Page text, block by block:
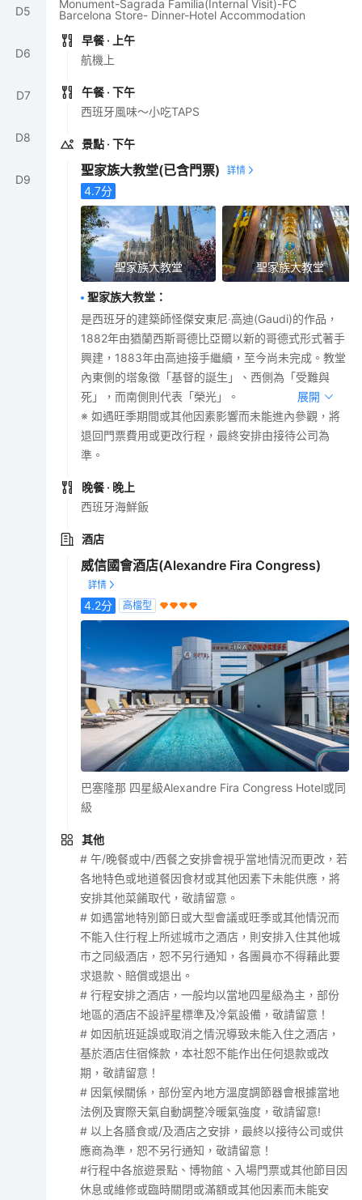
D5
D6
D7
D8
D9
Monument-Sagrada Familia(Internal Visit)-FC
Barcelona Store- Dinner-Hotel Accommodation
早餐 · 上午
航機上
午餐 · 下午
西班牙風味～小吃TAPS
景點 · 下午
聖家族大教堂(已含門票)
4.7分
聖家族大教堂 聖家族大教堂
聖家族大教堂 ：
是西班牙的建築師怪傑安東尼‧高迪(Gaudi)的作品，
1882年由猶蘭西斯哥德比亞爾以新的哥德式形式著手
興建，1883年由高迪接手繼續，至今尚未完成。教堂
內東側的塔象徵「基督的誕生」、西側為「受難與
死」，而南側則代表「榮光」。
展開
※ 如遇旺季期間或其他因素影響而未能進內參觀，將
退回門票費用或更改行程，最終安排由接待公司為
準。
晚餐 · 晚上
西班牙海鮮飯
酒店
威信國會酒店(Alexandre Fira Congress)
4.2分 高檔型
巴塞隆那 四星級Alexandre Fira Congress Hotel或同
級
其他
# 午/晚餐或中/西餐之安排會視乎當地情況而更改，若
各地特色或地道餐因食材或其他因素下未能供應，將
安排其他菜餚取代，敬請留意。
# 如遇當地特別節日或大型會議或旺季或其他情況而
不能入住行程上所述城市之酒店，則安排入住其他城
市之同級酒店，恕不另行通知，各團員亦不得藉此要
求退款、賠償或退出。
# 行程安排之酒店，一般均以當地四星級為主，部份
地區的酒店不設評星標準及冷氣設備，敬請留意！
# 如因航班延誤或取消之情況導致未能入住之酒店，
基於酒店住宿條款，本社恕不能作出任何退款或改
期，敬請留意！
# 因氣候關係，部份室內地方溫度調節器會根據當地
法例及實際天氣自動調整冷暖氣強度，敬請留意!
# 以上各膳食或/及酒店之安排，最終以接待公司或供
應商為準，恕不另行通知，敬請留意！
#行程中各旅遊景點、博物館、入場門票或其他節目因
休息或維修或臨時關閉或滿額或其他因素而未能安